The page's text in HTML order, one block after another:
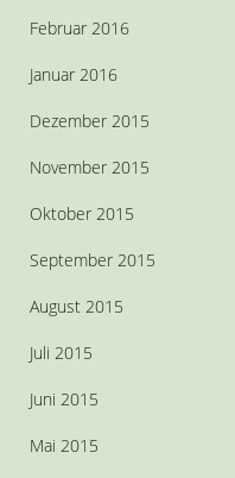
Februar 2016
Januar 2016
Dezember 2015
November 2015
Oktober 2015
September 2015
August 2015
Juli 2015
Juni 2015
Mai 2015